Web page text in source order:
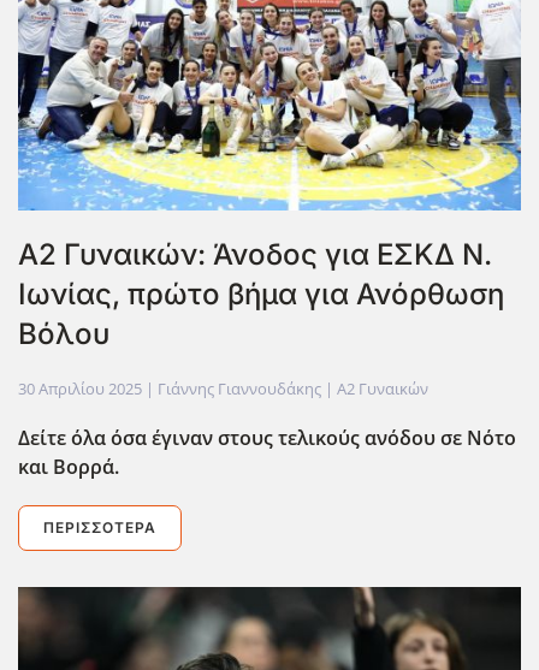
Α2 Γυναικών: Άνοδος για ΕΣΚΔ Ν.
Ιωνίας, πρώτο βήμα για Ανόρθωση
Βόλου
30 Απριλίου 2025 | Γιάννης Γιαννουδάκης | Α2 Γυναικών
Δείτε όλα όσα έγιναν στους τελικούς ανόδου σε Νότο
και Βορρά.
ΠΕΡΙΣΣΌΤΕΡΑ